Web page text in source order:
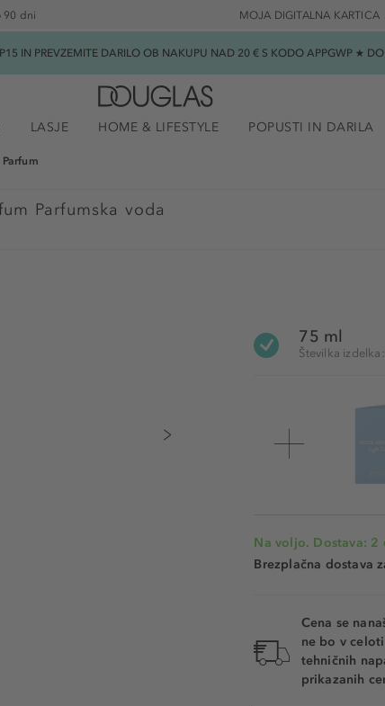
90 dni MOJA DIGITALNA KARTICA
IN PREVZEMITE DARILO OB NAKUPU NAD 20 € S KODO APPGWP ★
LASJE HOME & LIFESTYLE POPUSTI IN DARILA
Parfumska voda
75 ml
Številka
Na voljo. Dostava:
Brezplačna dostava
Cena se
ne bo v
tehničnih
prikazanih